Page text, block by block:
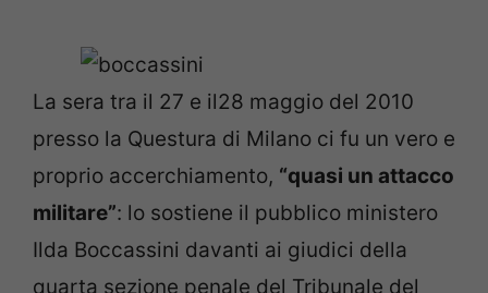
La sera tra il 27 e il28 maggio del 2010
presso la Questura di Milano ci fu un vero e
proprio accerchiamento, “quasi un attacco
militare”: lo sostiene il pubblico ministero
Ilda Boccassini davanti ai giudici della
quarta sezione penale del Tribunale del